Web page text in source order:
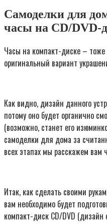
Самоделки для
часы на CD/DVD-
Часы на компакт-диске –
оригинальный вариант
Как видно, дизайн данного
потому оно будет органично
(возможно, станет его
самоделки для дома за
всех этапах мы расскажем вам
Итак, как сделать своими
вам необходимо будет
компакт-диск CD/DVD (дизайн